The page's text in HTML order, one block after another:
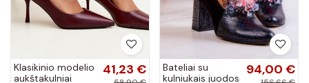
Klasikinio modelio
aukštakulniai
41,23 €
Bateliai su
kulniukais juodos
94,00 €